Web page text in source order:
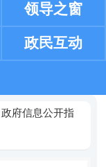
领导之窗
政民互动
政府信息公开指